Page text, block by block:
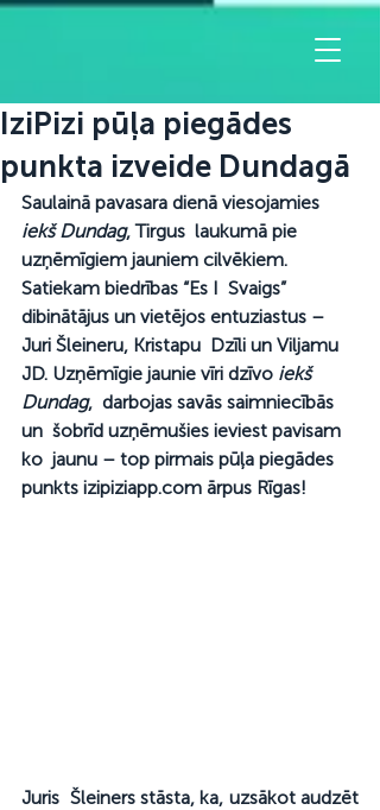
IziPizi pūļa piegādes
punkta izveide Dundagā
Saulainā pavasara dienā viesojamies
iekš Dundag, Tirgus  laukumā pie
uzņēmīgiem jauniem cilvēkiem.
Satiekam biedrības “Es I  Svaigs”
dibinātājus un vietējos entuziastus –
Juri Šleineru, Kristapu  Dzīli un Viljamu
JD. Uzņēmīgie jaunie vīri dzīvo iekš
Dundag,  darbojas savās saimniecībās
un  šobrīd uzņēmušies ieviest pavisam
ko  jaunu – top pirmais pūļa piegādes
punkts izipiziapp.com ārpus Rīgas!
Juris  Šleiners stāsta, ka, uzsākot audzēt